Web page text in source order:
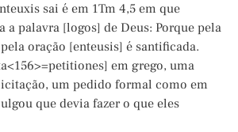
sai é em 1Tm 4,5 em que
a palavra [logos] de Deus: Porque pela
oração [enteusis] é santificada.
em grego, uma
um pedido formal como em
que devia fazer o que eles